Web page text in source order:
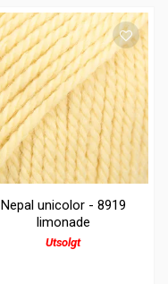
Nepal unicolor - 8919
limonade
Utsolgt